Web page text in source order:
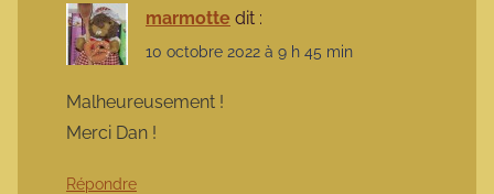
marmotte dit :
10 octobre 2022 à 9 h 45 min
Malheureusement !
Merci Dan !
Répondre